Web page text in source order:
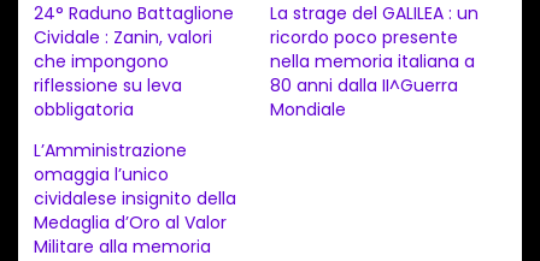
a
m
e
t
o
i
24° Raduno Battaglione
Cividale : Zanin, valori
che impongono
riflessione su leva
obbligatoria
La strage del GALILEA : un
ricordo poco presente
nella memoria italiana a
80 anni dalla II^Guerra
Mondiale
L’Amministrazione
omaggia l’unico
cividalese insignito della
Medaglia d’Oro al Valor
Militare alla memoria